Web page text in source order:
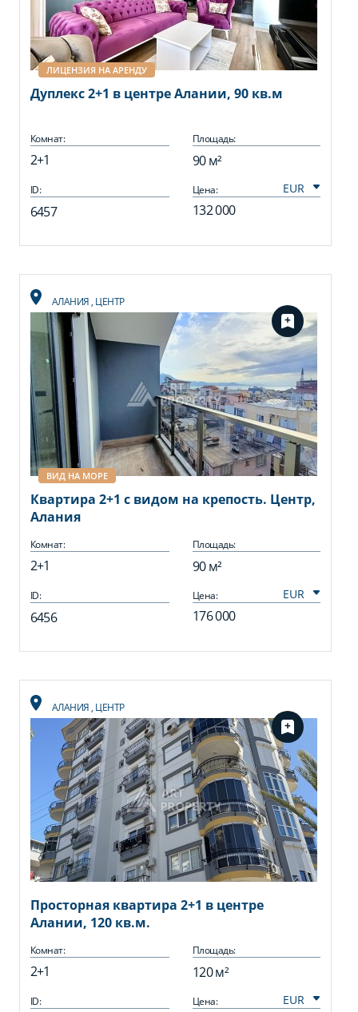
ЛИЦЕНЗИЯ НА АРЕНДУ
Дуплекс 2+1 в центре Алании, 90 кв.м
Комнат:
2+1
Площадь:
90 м²
ID:
6457
Цена:
132 000
АЛАНИЯ, ЦЕНТР
ВИД НА МОРЕ
Квартира 2+1 с видом на крепость. Центр,
Алания
Комнат:
2+1
Площадь:
90 м²
ID:
6456
Цена:
176 000
АЛАНИЯ, ЦЕНТР
Просторная квартира 2+1 в центре
Алании, 120 кв.м.
Комнат:
2+1
Площадь:
120 м²
ID: Цена: